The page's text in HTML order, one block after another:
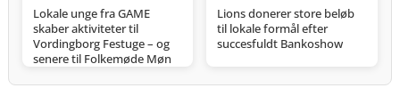
Lokale unge fra GAME
skaber aktiviteter til
Vordingborg Festuge – og
senere til Folkemøde Møn
Lions donerer store beløb
til lokale formål efter
succesfuldt Bankoshow